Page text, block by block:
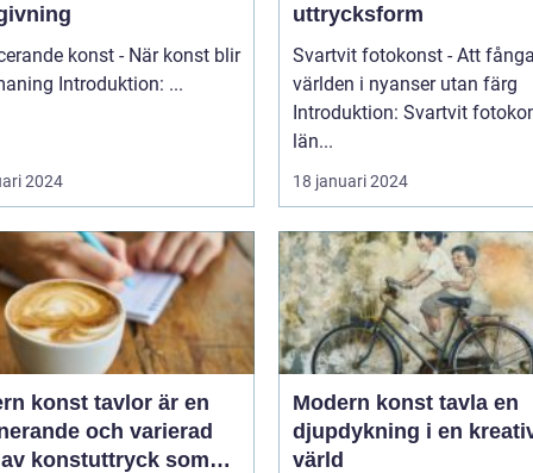
konst - När konst blir
till utmaning Introduktion: ...
2024
uttrycksform
Svartvit fotokonst - Att
världen i nyanser utan färg
Introduktion: Svartvit
län...
18 januari 2024
konst tavlor är en
och varierad
konstuttryck som
Modern konst tavla en
djupdykning i en
värld